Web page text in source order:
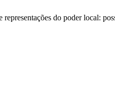
representações do poder local: